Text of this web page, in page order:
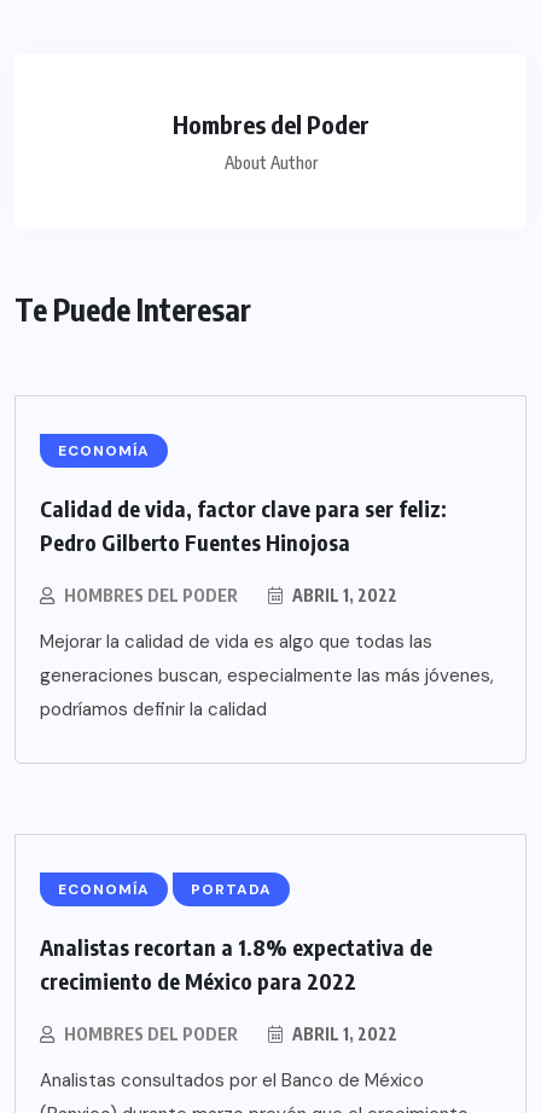
Hombres del Poder
About Author
Te Puede Interesar
ECONOMÍA
Calidad de vida, factor clave para ser feliz:
Pedro Gilberto Fuentes Hinojosa
HOMBRES DEL PODER ABRIL 1, 2022
Mejorar la calidad de vida es algo que todas las
generaciones buscan, especialmente las más jóvenes,
podríamos definir la calidad
ECONOMÍA PORTADA
Analistas recortan a 1.8% expectativa de
crecimiento de México para 2022
HOMBRES DEL PODER ABRIL 1, 2022
Analistas consultados por el Banco de México